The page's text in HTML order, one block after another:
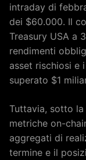
intraday di
dei $60.000. Il
Treasury USA a
rendimenti
asset rischiosi e
superato $1
Tuttavia, sotto
metriche on-
aggregati di
termine e il